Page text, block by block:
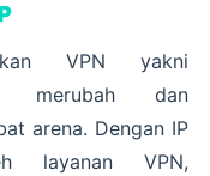
VPN yakni
merubah dan
arena. Dengan IP
layanan VPN,